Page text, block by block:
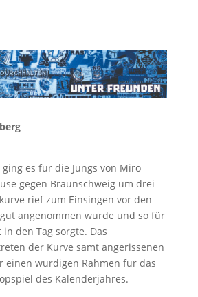
es für die Jungs von Miro
gegen Braunschweig um drei
rief zum Einsingen vor den
angenommen wurde und so für
den Tag sorgte. Das
der Kurve samt angerissenen
einen würdigen Rahmen für das
des Kalenderjahres.